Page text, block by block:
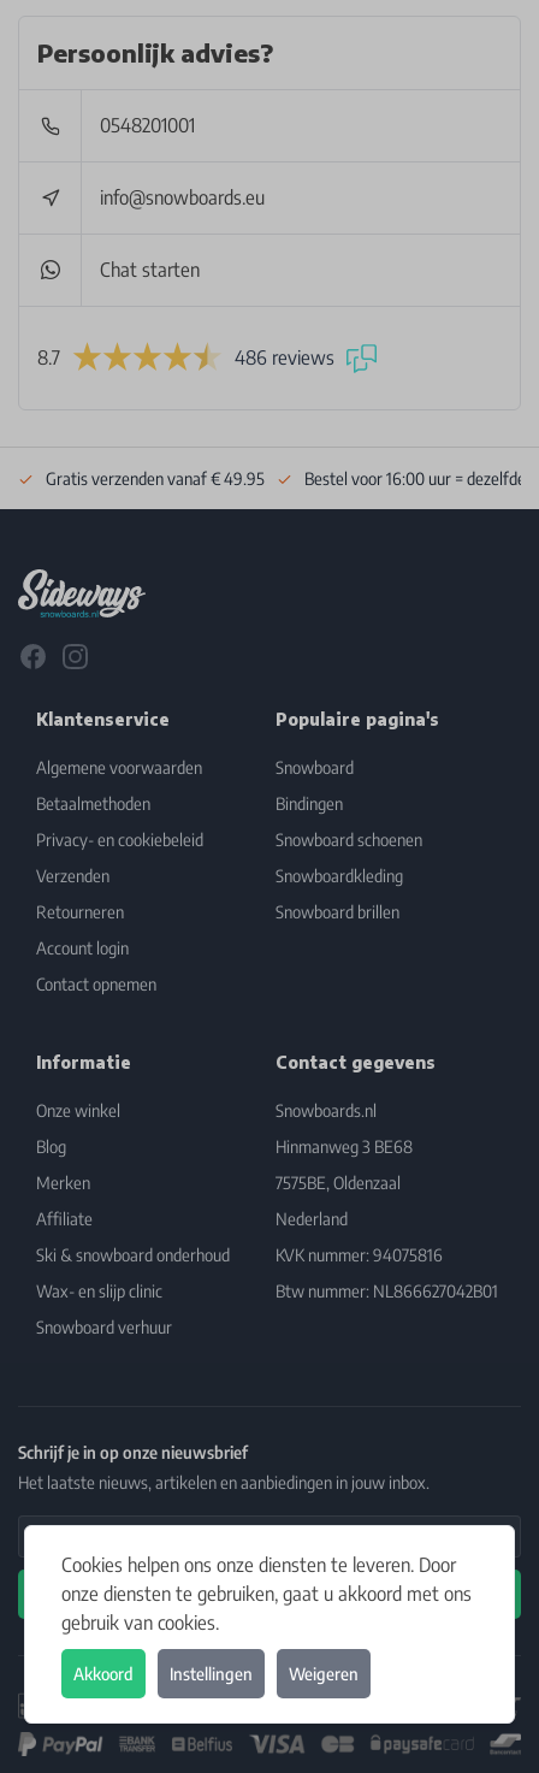
Persoonlijk advies?
0548201001
info@snowboards.eu
Chat starten
8.7 486 reviews
Cookies helpen ons onze diensten te leveren. Door
onze diensten te gebruiken, gaat u akkoord met ons
gebruik van cookies.
Akkoord Instellingen Weigeren
Gratis verzenden vanaf € 49.95 Bestel voor 16:00 uur = dezelfde
FacebookInstagram
Klantenservice
Algemene voorwaarden
Betaalmethoden
Privacy- en cookiebeleid
Verzenden
Retourneren
Account login
Contact opnemen
Populaire pagina's
Snowboard
Bindingen
Snowboard schoenen
Snowboardkleding
Snowboard brillen
Informatie
Onze winkel
Blog
Merken
Affiliate
Ski & snowboard onderhoud
Wax- en slijp clinic
Snowboard verhuur
Contact gegevens
Snowboards.nl
Hinmanweg 3 BE68
7575BE, Oldenzaal
Nederland
KVK nummer: 94075816
Btw nummer: NL866627042B01
Schrijf je in op onze nieuwsbrief
Het laatste nieuws, artikelen en aanbiedingen in jouw inbox.
Email Address
Abonneren